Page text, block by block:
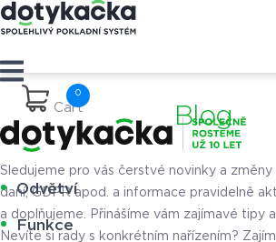
Cart
Odvětví
Funkce
Blog
Sledujeme pro vás čerstvé novinky a změny
daní, GDPR apod. a informace pravidelně
a doplňujeme. Přinášíme vám zajímavé tipy
Nevíte si rady s konkrétním nařízením?